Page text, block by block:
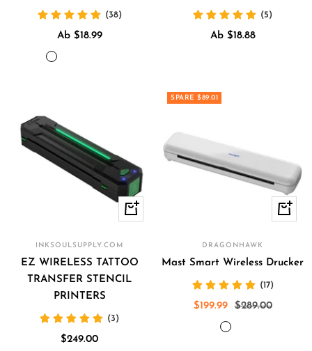
(38)
Angebotspreis
Ab $18.99
Schwarz
backer
-
Papier）
Backpapier）
shadows）
shadows）
(5)
Angebotspreis
Ab $18.88
Schnellansicht
INKSOULSUPPLY.COM
EZ WIRELESS TATTOO
TRANSFER STENCIL
PRINTERS
(3)
Angebotspreis
$249.00
SPARE $89.01
DRAGONHAWK
Mast Smart Wireless Drucker
(17)
Angebotspreis
$199.99
Regulärer
$289.00
WEISS